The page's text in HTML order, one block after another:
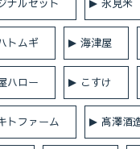
ナルセット 氷見米
トムギ 海津屋
ハロー こすけ
トファーム 髙澤酒